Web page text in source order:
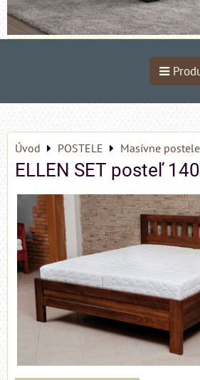
Úvod POSTELE Masívne postele
ELLEN SET posteľ